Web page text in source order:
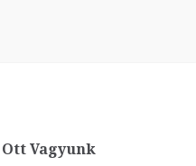
Ott Vagyunk